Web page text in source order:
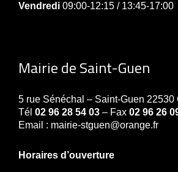
Vendredi 09:00-12:15 / 13:45-17:00
Mairie de Saint-Guen
5 rue Sénéchal – Saint-Guen 22530
Tél 02 96 28 54 03 – Fax 02 96 26
Email : mairie-stguen@orange.fr
Horaires d’ouverture